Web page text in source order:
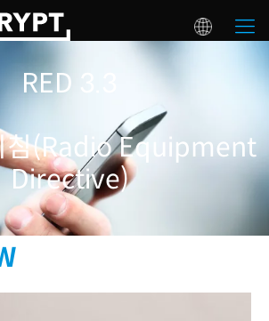
RED 3.3
침(Radio Equipment
Directive)